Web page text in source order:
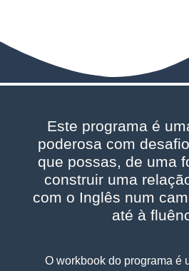
Este programa é
poderosa com
que possas, de uma
construir uma
com o Inglês num
até à
O workbook do programa é